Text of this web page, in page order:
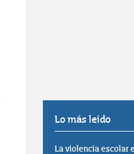
Lo más leído
La violencia escolar